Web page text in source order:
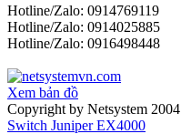
Hotline/Zalo: 0914769119
Hotline/Zalo: 0914025885
Hotline/Zalo: 0916498448
Xem bản đồ
Copyright by Netsystem 2004
Switch Juniper EX4000